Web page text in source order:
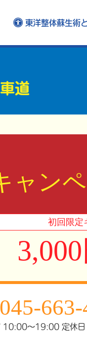
東洋整体蘇生術
道
ャン
初回限定
3,000
045-
10:00～19:00 定休日